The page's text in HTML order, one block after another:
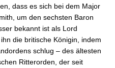
dass es sich bei dem Major
um den sechsten Baron
bekannt ist als Lord
die britische Königin, indem
schlug – des ältesten
Ritterorden, der seit